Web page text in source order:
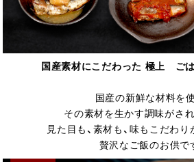
国産素材にこだわった 極上 ご
国産の新鮮な材料を使
その素材を生かす調味がされ
見た目も、素材も、味もこだわ
贅沢なご飯のお供で